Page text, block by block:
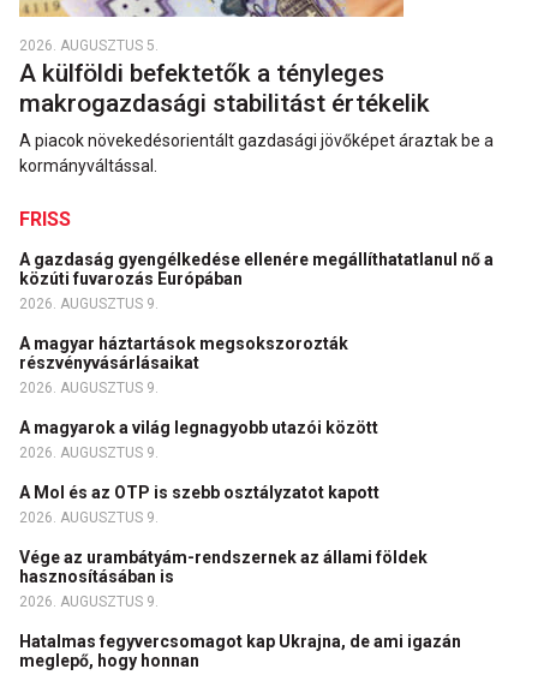
2026. AUGUSZTUS 5.
A külföldi befektetők a tényleges
makrogazdasági stabilitást értékelik
A piacok növekedésorientált gazdasági jövőképet áraztak be a
kormányváltással.
FRISS
A gazdaság gyengélkedése ellenére megállíthatatlanul nő a
közúti fuvarozás Európában
2026. AUGUSZTUS 9.
A magyar háztartások megsokszorozták
részvényvásárlásaikat
2026. AUGUSZTUS 9.
A magyarok a világ legnagyobb utazói között
2026. AUGUSZTUS 9.
A Mol és az OTP is szebb osztályzatot kapott
2026. AUGUSZTUS 9.
Vége az urambátyám-rendszernek az állami földek
hasznosításában is
2026. AUGUSZTUS 9.
Hatalmas fegyvercsomagot kap Ukrajna, de ami igazán
meglepő, hogy honnan